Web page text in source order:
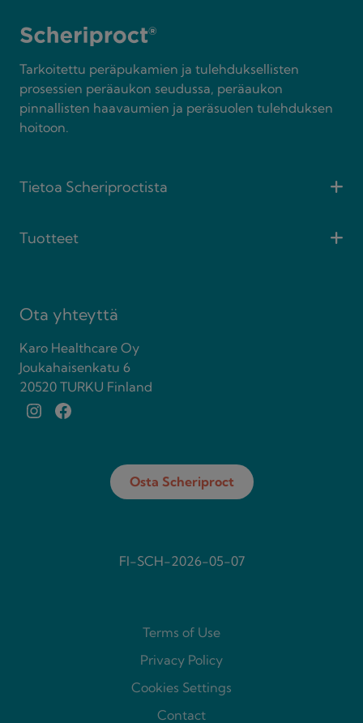
Tarkoitettu peräpukamien ja tulehduksellisten
prosessien peräaukon seudussa, peräaukon
pinnallisten haavaumien ja peräsuolen tulehduksen
hoitoon.
Tietoa Scheriproctista
Tuotteet
Ota yhteyttä
Karo Healthcare Oy
Joukahaisenkatu 6
20520 TURKU Finland
Instagram
Facebook
Osta Scheriproct
FI-SCH-2026-05-07
Terms of Use
Privacy Policy
Cookies Settings
Contact